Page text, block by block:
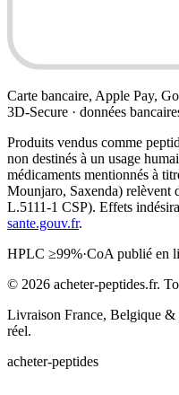
Carte bancaire, Apple Pay,
3D-Secure · données
Produits vendus comme
non destinés à un usage
médicaments mentionnés à
Mounjaro, Saxenda) relèvent
L.5111-1 CSP). Effets
sante.gouv.fr.
HPLC ≥99%·CoA publié en
© 2026 acheter-peptides.fr.
Livraison France, Belgique &
réel.
acheter-peptides